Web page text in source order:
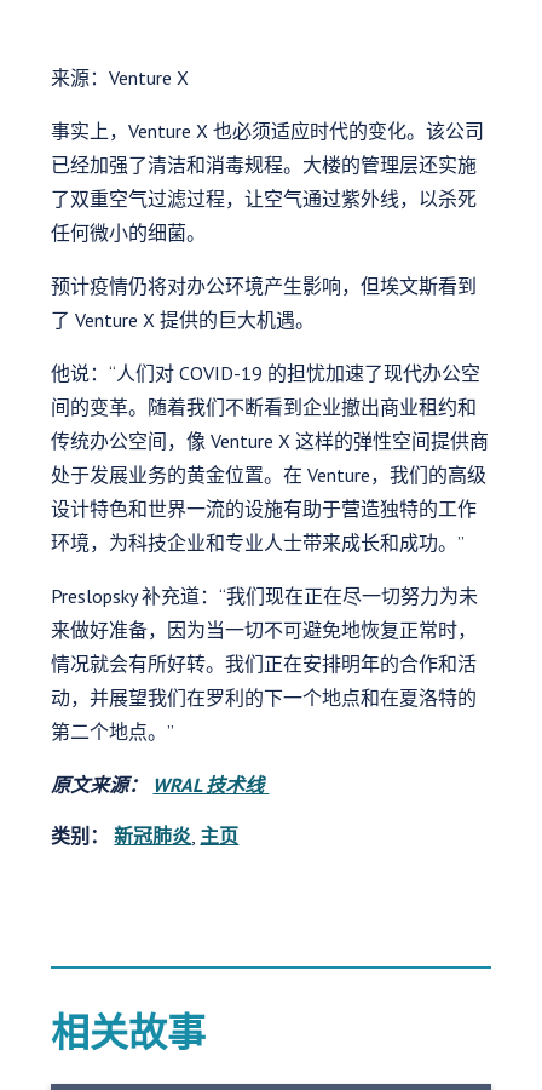
来源：Venture X
事实上，Venture X 也必须适应时代的变化。该公司
已经加强了清洁和消毒规程。大楼的管理层还实施
了双重空气过滤过程，让空气通过紫外线，以杀死
任何微小的细菌。
预计疫情仍将对办公环境产生影响，但埃文斯看到
了 Venture X 提供的巨大机遇。
他说：“人们对 COVID-19 的担忧加速了现代办公空
间的变革。随着我们不断看到企业撤出商业租约和
传统办公空间，像 Venture X 这样的弹性空间提供商
处于发展业务的黄金位置。在 Venture，我们的高级
设计特色和世界一流的设施有助于营造独特的工作
环境，为科技企业和专业人士带来成长和成功。”
Preslopsky 补充道：“我们现在正在尽一切努力为未
来做好准备，因为当一切不可避免地恢复正常时，
情况就会有所好转。我们正在安排明年的合作和活
动，并展望我们在罗利的下一个地点和在夏洛特的
第二个地点。”
原文来源： WRAL 技术线
类别： 新冠肺炎, 主页
相关故事